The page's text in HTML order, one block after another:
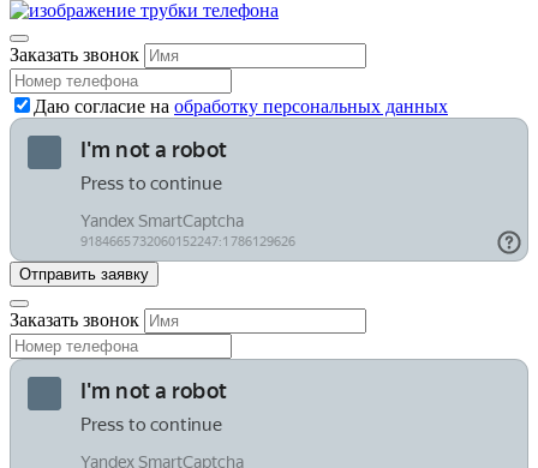
Заказать звонок
Даю согласие на обработку персональных данных
Заказать звонок